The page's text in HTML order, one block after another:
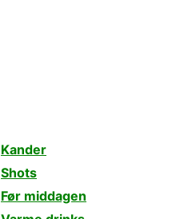
Kander
Shots
Før middagen